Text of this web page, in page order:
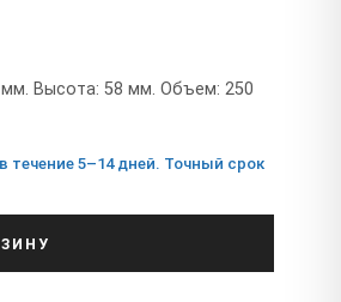
Высота: 58 мм. Объем: 250
течение 5–14 дней. Точный срок